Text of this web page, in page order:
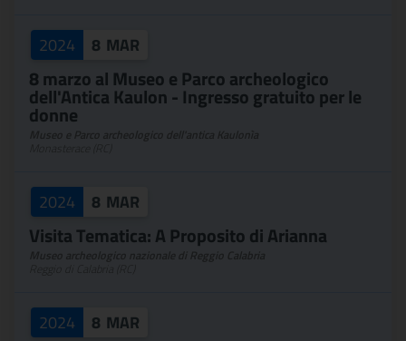
2024 8 MAR
8 marzo al Museo e Parco archeologico
dell'Antica Kaulon - Ingresso gratuito per le
donne
2024 8 MAR
Visita Tematica: A Proposito di Arianna
2024 8 MAR